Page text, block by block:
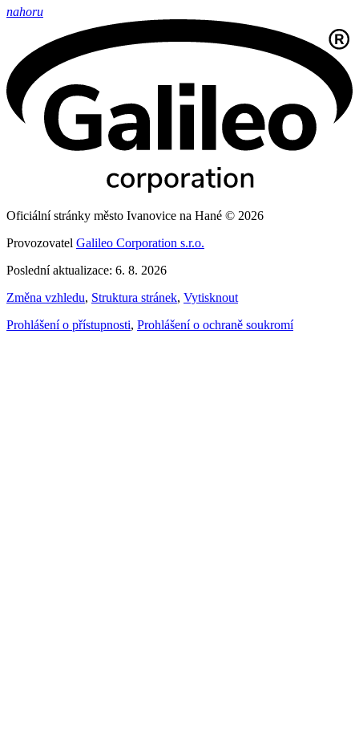
nahoru
Oficiální stránky město Ivanovice na Hané © 2026
Provozovatel Galileo Corporation s.r.o.
Poslední aktualizace: 6. 8. 2026
Změna vzhledu, Struktura stránek, Vytisknout
Prohlášení o přístupnosti, Prohlášení o ochraně soukromí